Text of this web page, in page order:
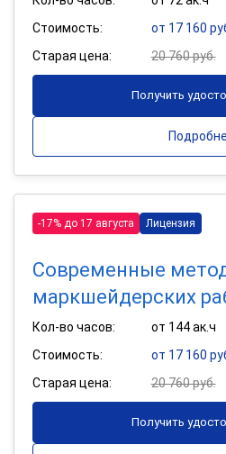
Стоимость:
от 17 160
Старая цена:
20 760 руб.
Получить
-17% до 17 августа Лицензия
Современные
маркшейдерских
Кол-во часов:
от 144 ак.ч
Стоимость:
от 17 160
Старая цена:
20 760 руб.
Получить